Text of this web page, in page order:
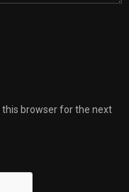
this browser for the next